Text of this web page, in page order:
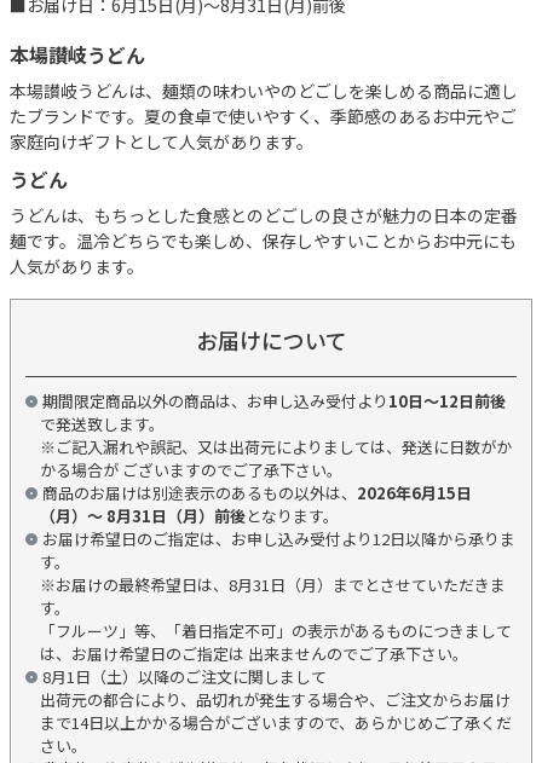
本場讃岐うどん
本場讃岐うどんは、麺類の味わいやのどごしを楽しめる商品に適し
たブランドです。夏の食卓で使いやすく、季節感のあるお中元やご
家庭向けギフトとして人気があります。
うどん
うどんは、もちっとした食感とのどごしの良さが魅力の日本の定番
麺です。温冷どちらでも楽しめ、保存しやすいことからお中元にも
人気があります。
お届けについて
期間限定商品以外の商品は、お申し込み受付より 10日～12日前後
で発送致します。
※ご記入漏れや誤記、又は出荷元によりましては、発送に日数がか
かる場合が ございますのでご了承下さい。
商品のお届けは別途表示のあるもの以外は、 2026年6月15日
（月）～ 8月31日（月）前後となります。
お届け希望日のご指定は、お申し込み受付より12日以降から承りま
す。
※お届けの最終希望日は、8月31日（月）までとさせていただきま
す。
「フルーツ」等、「着日指定不可」の表示があるものにつきまして
は、お届け希望日のご指定は 出来ませんのでご了承下さい。
8月1日（土）以降のご注文に関しまして
出荷元の都合により、品切れが発生する場合や、ご注文からお届け
まで14日以上かかる場合がございますので、あらかじめご了承くだ
さい。